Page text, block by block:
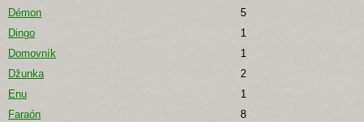
Démon
5
Dingo
1
Domovník
1
Džunka
2
Enu
1
Faraón
8